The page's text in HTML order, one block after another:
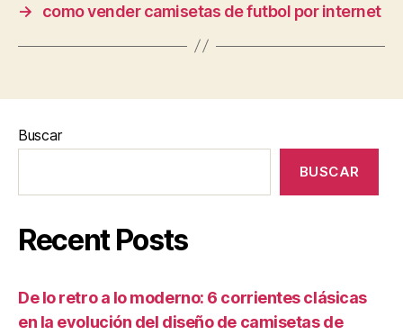
→
como vender camisetas de futbol por internet
Buscar
BUSCAR
Recent Posts
De lo retro a lo moderno: 6 corrientes clásicas
en la evolución del diseño de camisetas de